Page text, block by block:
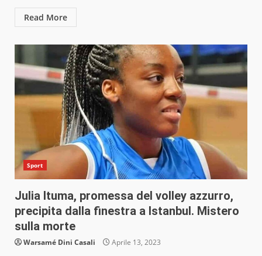
Read More
Sport
Julia Ituma, promessa del volley azzurro,
precipita dalla finestra a Istanbul. Mistero
sulla morte
Warsamé Dini Casali Aprile 13, 2023